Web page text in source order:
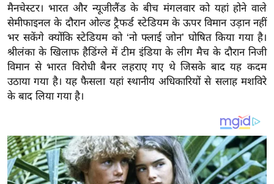
त
वि
शे
ष
ज्ञ
रा
ज
ट
खे
मैनचेस्टर। भारत और न्यूजीलैंड के बीच मंगलवार को यहां होने वाले
सेमीफाइनल के दौरान ओल्ड ट्रैफर्ड स्टेडियम के ऊपर विमान उड़ान नहीं
भर सकेंगे क्योंकि स्टेडियम को ‘नो फ्लाई जोन’ घोषित किया गया है।
श्रीलंका के खिलाफ हैडिंग्ले में टीम इंडिया के लीग मैच के दौरान निजी
विमान से भारत विरोधी बैनर लहराए गए थे जिसके बाद यह कदम
उठाया गया है। यह फैसला यहां स्थानीय अधिकारियों से सलाह मशविरे
के बाद लिया गया है।